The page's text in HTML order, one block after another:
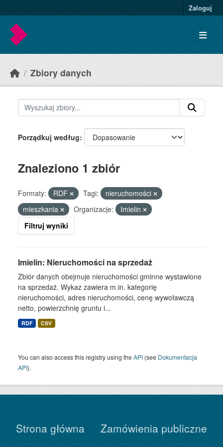
Zaloguj
Zbiory danych
Porządkuj według
Znaleziono 1 zbiór
Formaty: RDF Tagi:
nieruchomości
mieszkania
Organizacje:
Imielin
Filtruj wyniki
Imielin: Nieruchomości na sprzedaż
Zbiór danych obejmuje nieruchomości gminne wystawione
na sprzedaż. Wykaz zawiera m.in. kategorię
nieruchomości, adres nieruchomości, cenę wywoławczą
netto, powierzchnię gruntu i...
RDF CSV
You can also access this registry using theAPI (see Dokumentacja
API).
Strona główna
Zamówienia publiczne